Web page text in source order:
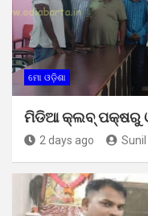
ମୋ ଓଡ଼ିଶା
ମିଡିଆ କ୍ଲବ୍ ପକ୍ଷରୁ
2 days ago